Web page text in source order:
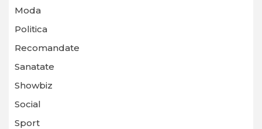
Moda
Politica
Recomandate
Sanatate
Showbiz
Social
Sport